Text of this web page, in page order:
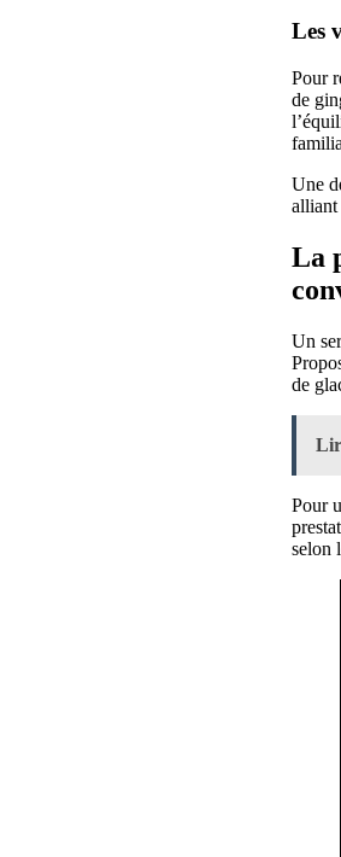
Les
Pour
de
Une
alliant
La
Un
de
Pour
selon